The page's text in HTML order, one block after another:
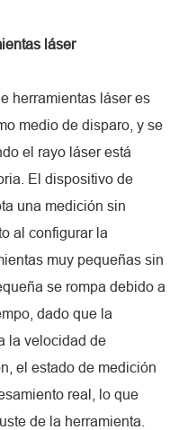
láser
herramientas láser es
medio de disparo, y se
el rayo láser está
El dispositivo de
una medición sin
al configurar la
muy pequeñas sin
se rompa debido a
dado que la
la velocidad de
el estado de medición
real, lo que
de la herramienta.